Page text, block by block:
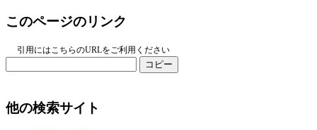
このページのリンク
引用にはこちらのURLをご利用ください
コピー
他の検索サイト